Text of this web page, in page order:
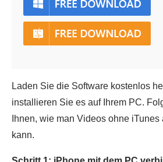
Laden Sie die Software kostenlos
installieren Sie es auf Ihrem PC.
Ihnen, wie man Videos ohne
kann.